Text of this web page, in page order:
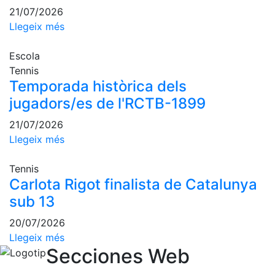
Restaurant
Casa Arilla
Chill Out
Bar
Piscina
Patrocini
Avantatges
socials
Publicitat a la
Revista
Vols ser
Patrocinador
del Club?
21/07/2026
Llegeix més
Escola
Tennis
Temporada històrica dels
jugadors/es de l'RCTB-1899
21/07/2026
Llegeix més
Tennis
Carlota Rigot finalista de Catalunya
sub 13
20/07/2026
Llegeix més
Secciones Web